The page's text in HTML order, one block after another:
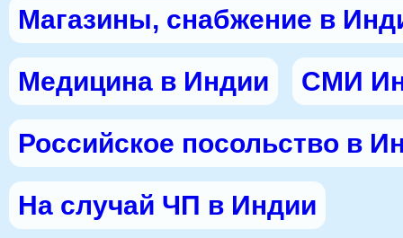
Магазины, снабжение в
Медицина в Индии СМИ
Российское посольство в
На случай ЧП в Индии